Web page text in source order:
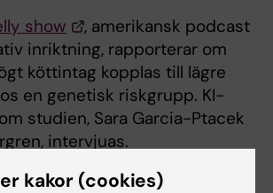
show
, amerikansk podcast
inriktning, rapporterar om
köttintag kopplas till lägre
en genetisk riskgrupp. KI-
studien, Sara Garcia-Ptacek
intervjuas.
Hammarberg, affilierad
kakor (cookies)